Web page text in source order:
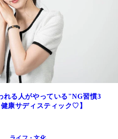
れる人がやっている"NG習慣3
康サディスティック♡】